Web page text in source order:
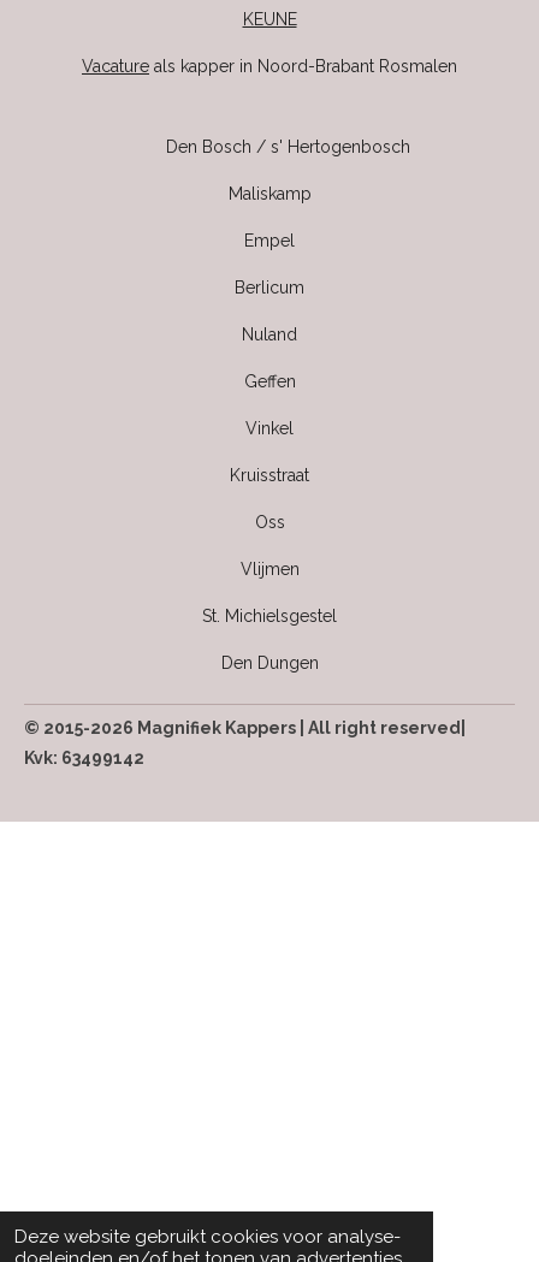
Deze website gebruikt cookies voor analyse-
KEUNE
Vacature als kapper in Noord-Brabant Rosmalen
Den Bosch / s' Hertogenbosch
Maliskamp
Empel
Berlicum
Nuland
Geffen
Vinkel
Kruisstraat
Oss
Vlijmen
St. Michielsgestel
Den Dungen
© 2015-2026 Magnifiek Kappers | All right reserved|
Kvk: 63499142